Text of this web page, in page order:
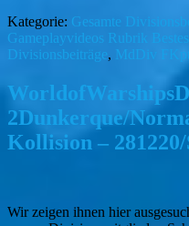
Kategorie: Gesamte
Gameplayvideos Rubrik
Divisionsbeiträge, MdDiv
2Dunkerque/
Kollision –
Wir zeigen ihnen hier